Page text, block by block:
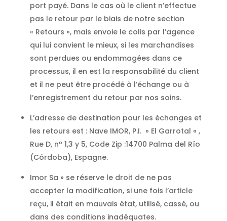
port payé. Dans le cas où le client n’effectue
pas le retour par le biais de notre section
« Retours », mais envoie le colis par l’agence
qui lui convient le mieux, si les marchandises
sont perdues ou endommagées dans ce
processus, il en est la responsabilité du client
et il ne peut être procédé à l’échange ou à
l’enregistrement du retour par nos soins.
L’adresse de destination pour les échanges et
les retours est : Nave IMOR, P.I. » El Garrotal « ,
Rue D, nº 1,3 y 5, Code Zip :14700 Palma del Río
(Córdoba), Espagne.
Imor Sa » se réserve le droit de ne pas
accepter la modification, si une fois l’article
reçu, il était en mauvais état, utilisé, cassé, ou
dans des conditions inadéquates.